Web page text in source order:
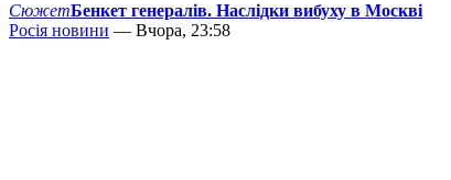
СюжетБенкет генералів. Наслідки вибуху в Москві
Росія новини — Вчора, 23:58